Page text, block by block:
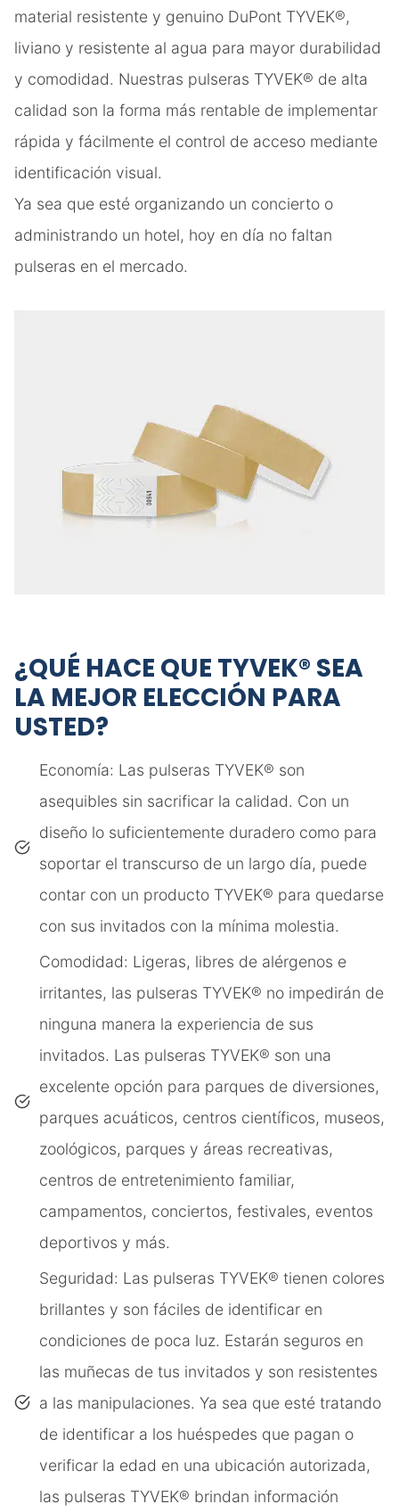
material resistente y genuino DuPont TYVEK®,
liviano y resistente al agua para mayor durabilidad
y comodidad. Nuestras pulseras TYVEK® de alta
calidad son la forma más rentable de implementar
rápida y fácilmente el control de acceso mediante
identificación visual.
Ya sea que esté organizando un concierto o
administrando un hotel, hoy en día no faltan
pulseras en el mercado.
¿QUÉ HACE QUE TYVEK® SEA
LA MEJOR ELECCIÓN PARA
USTED?
Economía: Las pulseras TYVEK® son
asequibles sin sacrificar la calidad. Con un
diseño lo suficientemente duradero como para
soportar el transcurso de un largo día, puede
contar con un producto TYVEK® para quedarse
con sus invitados con la mínima molestia.
Comodidad: Ligeras, libres de alérgenos e
irritantes, las pulseras TYVEK® no impedirán de
ninguna manera la experiencia de sus
invitados. Las pulseras TYVEK® son una
excelente opción para parques de diversiones,
parques acuáticos, centros científicos, museos,
zoológicos, parques y áreas recreativas,
centros de entretenimiento familiar,
campamentos, conciertos, festivales, eventos
deportivos y más.
Seguridad: Las pulseras TYVEK® tienen colores
brillantes y son fáciles de identificar en
condiciones de poca luz. Estarán seguros en
las muñecas de tus invitados y son resistentes
a las manipulaciones. Ya sea que esté tratando
de identificar a los huéspedes que pagan o
verificar la edad en una ubicación autorizada,
las pulseras TYVEK® brindan información